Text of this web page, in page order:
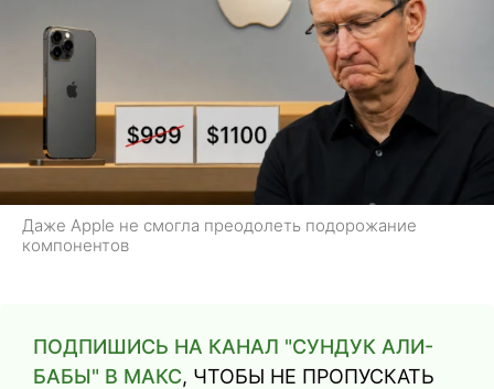
Даже Apple не смогла преодолеть подорожание
компонентов
ПОДПИШИСЬ НА КАНАЛ "СУНДУК АЛИ-
БАБЫ" В МАКС, ЧТОБЫ НЕ ПРОПУСКАТЬ